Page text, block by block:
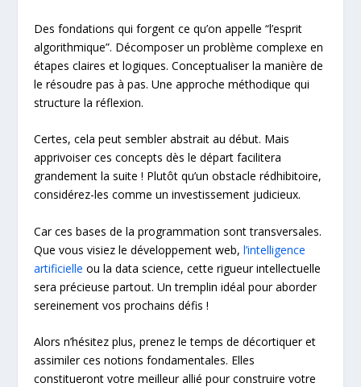
Des fondations qui forgent ce qu’on appelle “l’esprit
algorithmique”. Décomposer un problème complexe en
étapes claires et logiques. Conceptualiser la manière de
le résoudre pas à pas. Une approche méthodique qui
structure la réflexion.
Certes, cela peut sembler abstrait au début. Mais
apprivoiser ces concepts dès le départ facilitera
grandement la suite ! Plutôt qu’un obstacle rédhibitoire,
considérez-les comme un investissement judicieux.
Car ces bases de la programmation sont transversales.
Que vous visiez le développement web,l’intelligence
artificielle ou la data science, cette rigueur intellectuelle
sera précieuse partout. Un tremplin idéal pour aborder
sereinement vos prochains défis !
Alors n’hésitez plus, prenez le temps de décortiquer et
assimiler ces notions fondamentales. Elles
constitueront votre meilleur allié pour construire votre